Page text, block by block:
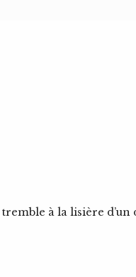
à la lisière d’un